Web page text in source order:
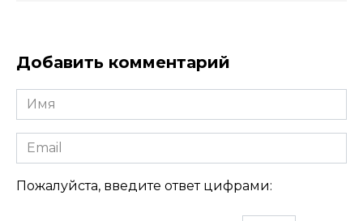
Добавить комментарий
Имя
Email
Пожалуйста, введите ответ цифрами: